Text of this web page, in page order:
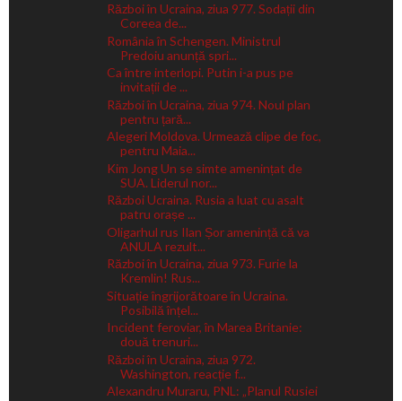
Război în Ucraina, ziua 977. Sodații din
Coreea de...
România în Schengen. Ministrul
Predoiu anunță spri...
Ca între interlopi. Putin i-a pus pe
invitații de ...
Război în Ucraina, ziua 974. Noul plan
pentru țară...
Alegeri Moldova. Urmează clipe de foc,
pentru Maia...
Kim Jong Un se simte amenințat de
SUA. Liderul nor...
Război Ucraina. Rusia a luat cu asalt
patru orașe ...
Oligarhul rus Ilan Șor amenință că va
ANULA rezult...
Război în Ucraina, ziua 973. Furie la
Kremlin! Rus...
Situație îngrijorătoare în Ucraina.
Posibilă înțel...
Incident feroviar, în Marea Britanie:
două trenuri...
Război în Ucraina, ziua 972.
Washington, reacție f...
Alexandru Muraru, PNL: „Planul Rusiei